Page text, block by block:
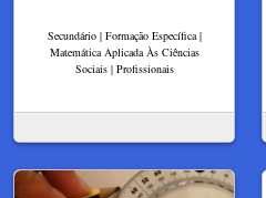
Secundário | Formação Específica |
Matemática Aplicada Às Ciências
Sociais | Profissionais